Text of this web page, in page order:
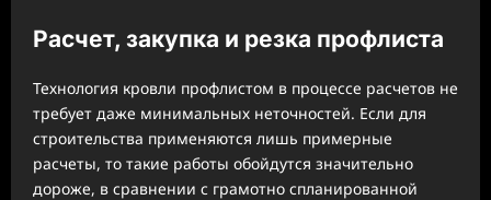
Расчет, закупка и резка профлиста
Технология кровли профлистом в процессе расчетов не
требует даже минимальных неточностей. Если для
строительства применяются лишь примерные
расчеты, то такие работы обойдутся значительно
дороже, в сравнении с грамотно спланированной